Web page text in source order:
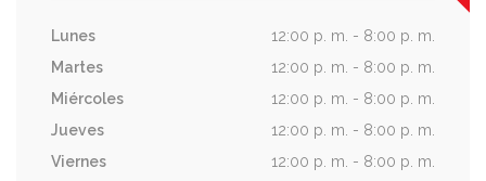
Lunes
12:00 p. m. - 8:00 p. m.
Martes
12:00 p. m. - 8:00 p. m.
Miércoles
12:00 p. m. - 8:00 p. m.
Jueves
12:00 p. m. - 8:00 p. m.
Viernes
12:00 p. m. - 8:00 p. m.